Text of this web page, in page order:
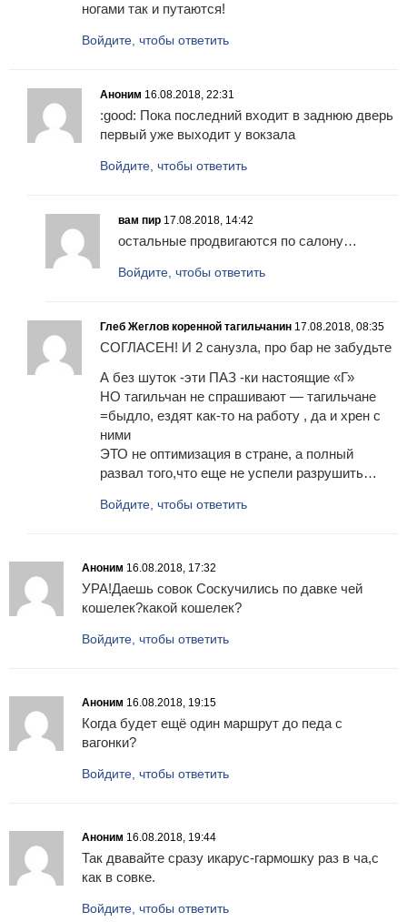
ногами так и путаются!
Войдите, чтобы ответить
Аноним 16.08.2018, 22:31
:good: Пока последний входит в заднюю дверь
первый уже выходит у вокзала
Войдите, чтобы ответить
вам пир 17.08.2018, 14:42
остальные продвигаются по салону…
Войдите, чтобы ответить
Глеб Жеглов коренной тагильчанин 17.08.2018, 08:35
СОГЛАСЕН! И 2 санузла, про бар не забудьте
А без шуток -эти ПАЗ -ки настоящие «Г»
НО тагильчан не спрашивают — тагильчане
=быдло, ездят как-то на работу , да и хрен с
ними
ЭТО не оптимизация в стране, а полный
развал того,что еще не успели разрушить…
Войдите, чтобы ответить
Аноним 16.08.2018, 17:32
УРА!Даешь совок Соскучились по давке чей
кошелек?какой кошелек?
Войдите, чтобы ответить
Аноним 16.08.2018, 19:15
Когда будет ещё один маршрут до педа с
вагонки?
Войдите, чтобы ответить
Аноним 16.08.2018, 19:44
Так двавайте сразу икарус-гармошку раз в ча,с
как в совке.
Войдите, чтобы ответить